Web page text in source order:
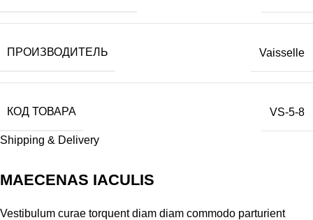
ПРОИЗВОДИТЕЛЬ Vaisselle
КОД ТОВАРА VS-5-8
Shipping & Delivery
MAECENAS IACULIS
Vestibulum curae torquent diam diam commodo parturient